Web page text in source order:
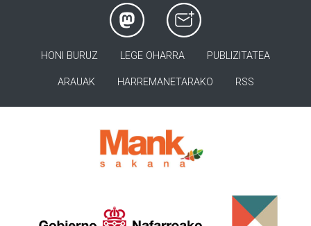
HONI BURUZ LEGE OHARRA PUBLIZITATEA
ARAUAK HARREMANETARAKO RSS